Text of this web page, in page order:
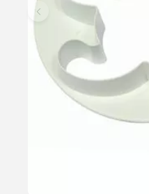
Snemand
Sæt med 2 flotte
19,95 kr.